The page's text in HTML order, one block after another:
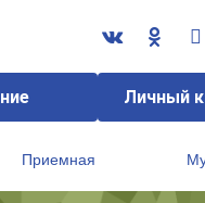
Личный
Приемная